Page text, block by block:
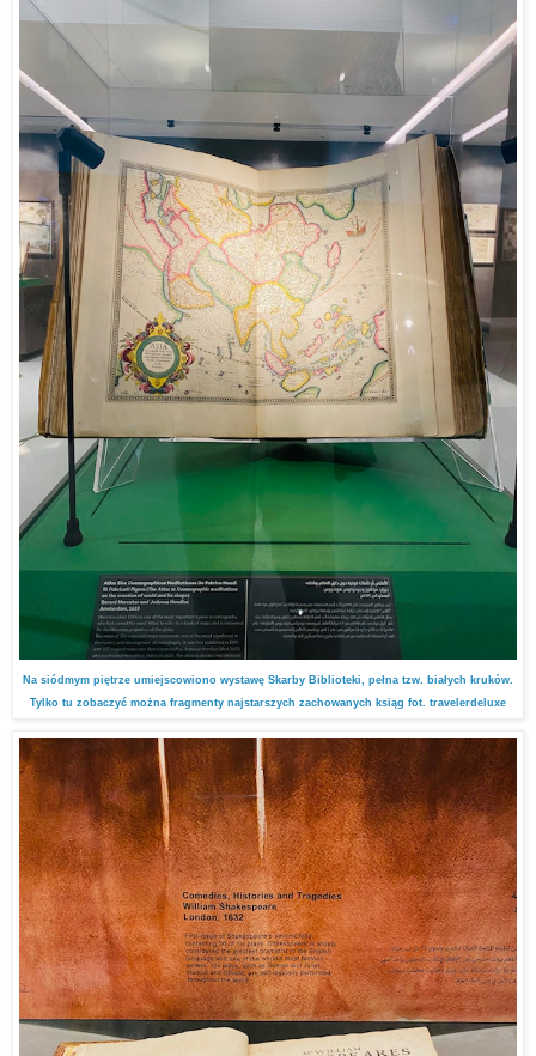
Na siódmym piętrze umiejscowiono wystawę Skarby Biblioteki, pełna tzw. białych kruków.
Tylko tu zobaczyć można fragmenty najstarszych zachowanych ksiąg fot. travelerdeluxe